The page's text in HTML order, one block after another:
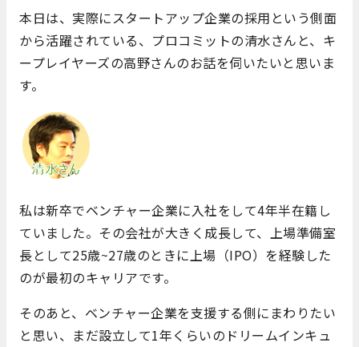
本日は、実際にスタートアップ企業の採用という側面
から活躍されている、プロコミットの清水さんと、キ
ープレイヤーズの高野さんのお話を伺いたいと思いま
す。
私は新卒でベンチャー企業に入社をして4年半在籍し
ていました。その会社が大きく成長して、上場準備室
長として25歳~27歳のときに上場（IPO）を経験した
のが最初のキャリアです。
そのあと、ベンチャー企業を支援する側にまわりたい
と思い、まだ設立して1年くらいのドリームインキュ